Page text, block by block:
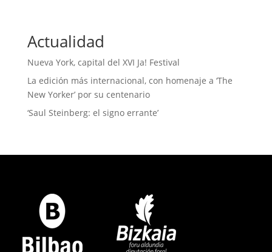
Actualidad
Nueva York, capital del XVI Ja! Festival
La edición más internacional, con homenaje a ‘The
New Yorker’ por su centenario
‘Saul Steinberg: el signo errante’